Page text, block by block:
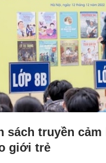
sách truyền
giới trẻ